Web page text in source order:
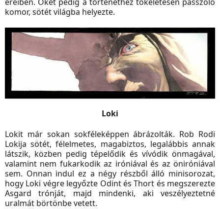
komor, sötét világba helyezte.
Loki
Lokit már sokan sokféleképpen ábrázolták. Rob Rodi
Lokija sötét, félelmetes, magabiztos, legalábbis annak
látszik, közben pedig tépelődik és vívódik önmagával,
valamint nem fukarkodik az iróniával és az öniróniával
sem. Onnan indul ez a négy részből álló minisorozat,
hogy Loki végre legyőzte Odint és Thort és megszerezte
Asgard trónját, majd mindenki, aki veszélyeztetné
uralmát börtönbe vetett.